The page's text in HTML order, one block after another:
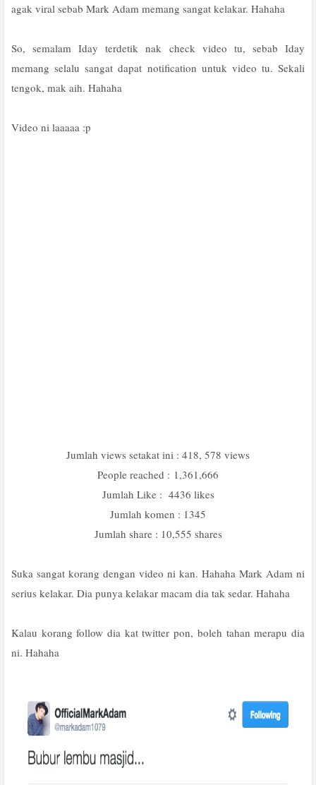
agak viral sebab Mark Adam memang sangat kelakar. Hahaha
So, semalam Iday terdetik nak check video tu, sebab Iday
memang selalu sangat dapat notification untuk video tu. Sekali
tengok, mak aih. Hahaha
Video ni laaaaa :p
Jumlah views setakat ini : 418, 578 views
People reached : 1,361,666
Jumlah Like : 4436 likes
Jumlah komen : 1345
Jumlah share : 10,555 shares
Suka sangat korang dengan video ni kan. Hahaha Mark Adam ni
serius kelakar. Dia punya kelakar macam dia tak sedar. Hahaha
Kalau korang follow dia kat twitter pon, boleh tahan merapu dia
ni. Hahaha